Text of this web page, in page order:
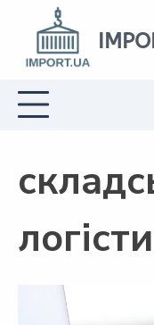
Перейти
вмісту